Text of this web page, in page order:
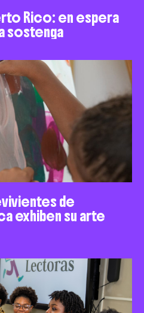
Rico: en espera
sostenga
de
exhiben su arte